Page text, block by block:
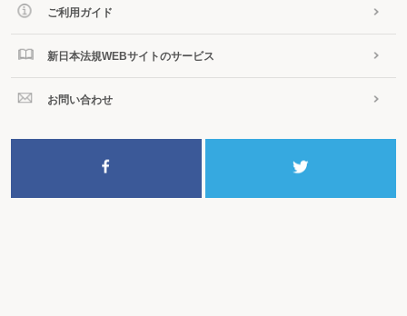
＜フローチャート＞
第２節 任意に選択する場合の届出書・申請書～届出・申請によって適用が変
わる～
＜フローチャート＞
課税事業者を選択するとき
簡易課税を選択するとき
簡易課税の選択をやめるとき
課税期間の特例を選択するとき
ご利用ガイド
新日本法規WEBサイトのサービス
お問い合わせ